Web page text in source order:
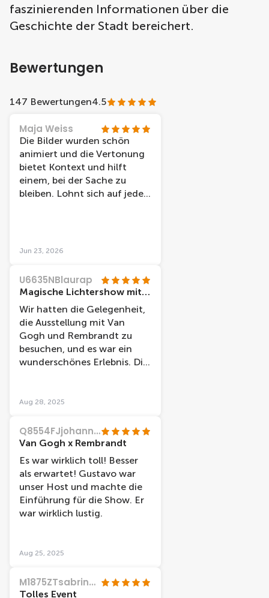
faszinierenden Informationen über die
Geschichte der Stadt bereichert.
Bewertungen
147 Bewertungen4.5
Maja Weiss
Die Bilder wurden schön
animiert und die Vertonung
bietet Kontext und hilft
einem, bei der Sache zu
bleiben. Lohnt sich auf jeden
Jun 23, 2026
U6635NBlaurap
Magische Lichtershow mit Van Gogh
Wir hatten die Gelegenheit,
die Ausstellung mit Van
Gogh und Rembrandt zu
besuchen, und es war ein
wunderschönes Erlebnis. Die
und der erzählten
beeindruckend und hat die
Kunstwerke auf eine ganz
besondere Weise lebendig
gemacht. Besonders
hervorheben möchten wir
die Einführung am Anfang:
Gustavo hat uns den Ablauf
erklärt – so sympathisch,
hat. Man merkt, dass er mit
Insgesamt ein
Aug 28, 2025
Q8554FJjohannah
Van Gogh x Rembrandt
Es war wirklich toll! Besser
als erwartet! Gustavo war
unser Host und machte die
Einführung für die Show. Er
war wirklich lustig.
Aug 25, 2025
M1875ZTsabrinak
Tolles Event